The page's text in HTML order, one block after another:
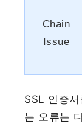
Chain
Issue
SSL 인증
는 오류는